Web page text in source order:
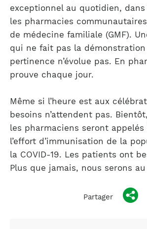
exceptionnel au quotidien,
les pharmacies
de médecine familiale (GMF).
qui ne fait pas la démonstration
pertinence n’évolue pas. En
prouve chaque jour.
Même si l’heure est aux
besoins n’attendent pas.
les pharmaciens seront
l’effort d’immunisation de la
la COVID-19. Les patients ont
Plus que jamais, nous serons
Partager